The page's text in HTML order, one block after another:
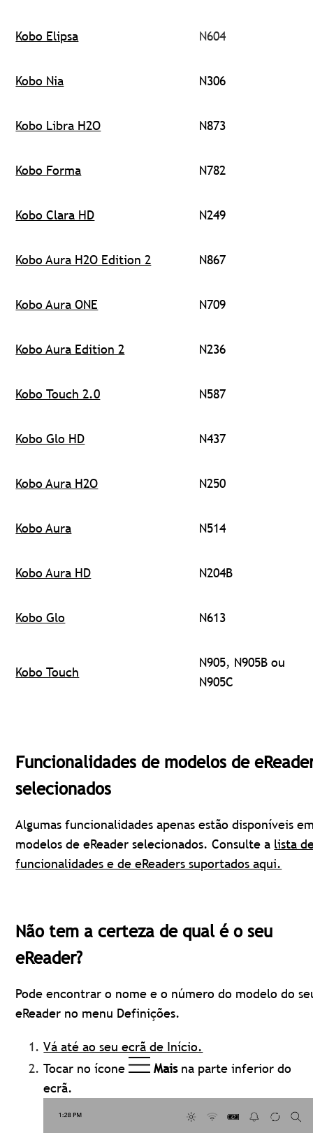
Kobo Elipsa N604
Kobo Nia N306
Kobo Libra H2O N873
Kobo Forma N782
Kobo Clara HD N249
Kobo Aura H2O Edition 2 N867
Kobo Aura ONE N709
Kobo Aura Edition 2 N236
Kobo Touch 2.0 N587
Kobo Glo HD N437
Kobo Aura H2O N250
Kobo Aura N514
Kobo Aura HD N204B
Kobo Glo N613
Kobo Touch
N905, N905B ou
N905C
Funcionalidades de modelos de
selecionados
Algumas funcionalidades apenas estão disponíveis
modelos de eReader selecionados. Consulte a lista
funcionalidades e de eReaders suportados aqui.
Não tem a certeza de qual é o seu
eReader?
Pode encontrar o nome e o número do modelo do
eReader no menu Definições.
Vá até ao seu ecrã de Início.
Tocar no ícone
Maisna parte inferior do
ecrã.